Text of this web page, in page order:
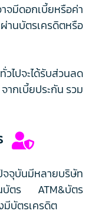
มีดอกเบี้ยหรือค่า
านบัตรเครดิตหรือ
วไปจะได้รับส่วนลด
ากเบี้ยประกัน รวม
จุบันมีหลายบริษัท
นบัตร ATM&บัตร
มีบัตรเครดิต